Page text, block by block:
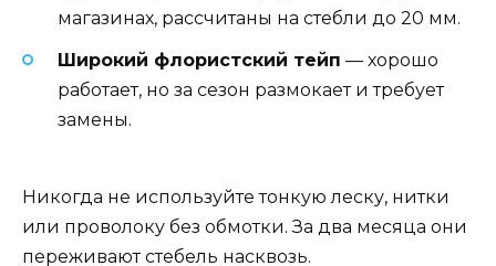
магазинах, рассчитаны на стебли до 20 мм.
Широкий флористский тейп — хорошо
работает, но за сезон размокает и требует
замены.
Никогда не используйте тонкую леску, нитки
или проволоку без обмотки. За два месяца они
переживают стебель насквозь.